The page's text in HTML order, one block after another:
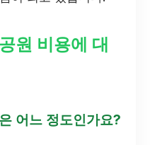
원 비용에 대
어느 정도인가요?